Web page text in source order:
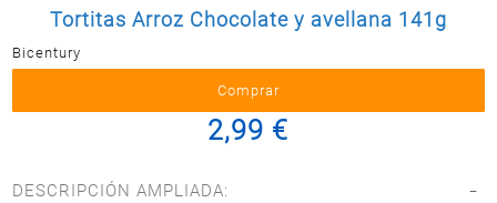
Y HOGAR
ELECTRO
Y BAZAR
ELECTRO
Tortitas Arroz Chocolate y avellana 141g
Bicentury
2,99 €
DESCRIPCIÓN AMPLIADA: